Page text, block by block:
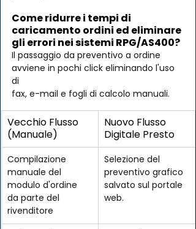
Come ridurre i tempi di
caricamento ordini ed eliminare
gli errori nei sistemi RPG/AS400?
Il passaggio da preventivo a ordine
avviene in pochi click eliminando l'uso
di
fax, e-mail e fogli di calcolo manuali.
Vecchio Flusso
(Manuale)
Nuovo Flusso
Digitale Presto
Compilazione
manuale del
modulo d'ordine
da parte del
rivenditore
Selezione del
preventivo grafico
salvato sul portale
web.